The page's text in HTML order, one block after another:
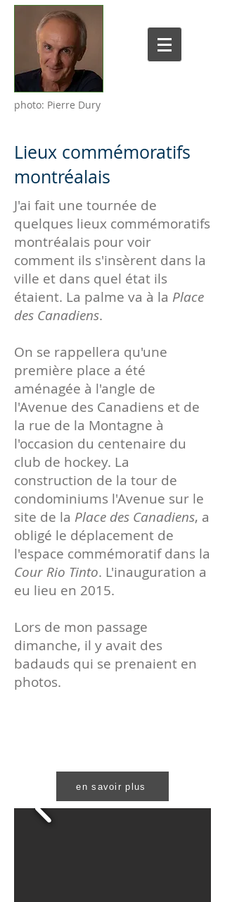
photo: Pierre Dury
Lieux commémoratifs
montréalais
J'ai fait une tournée de
quelques lieux commémoratifs
montréalais pour voir
comment ils s'insèrent dans la
ville et dans quel état ils
étaient. La palme va à la Place
des Canadiens.
On se rappellera qu'une
première place a été
aménagée à l'angle de
l'Avenue des Canadiens et de
la rue de la Montagne à
l'occasion du centenaire du
club de hockey. La
construction de la tour de
condominiums l'Avenue sur le
site de la Place des Canadiens, a
obligé le déplacement de
l'espace commémoratif dans la
Cour Rio Tinto. L'inauguration a
eu lieu en 2015.
Lors de mon passage
dimanche, il y avait des
badauds qui se prenaient en
photos.
en savoir plus